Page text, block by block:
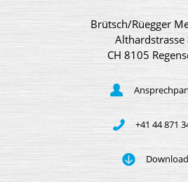
Brütsch/Rüegger
Althardstrasse
CH 8105
+41 44 871